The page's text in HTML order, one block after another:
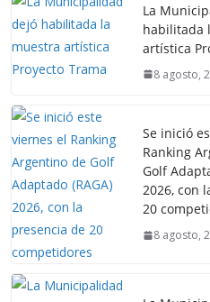
La
habilitada
artística
8 agosto,
Se inició
Ranking
Golf
2026, con
20
8 agosto,